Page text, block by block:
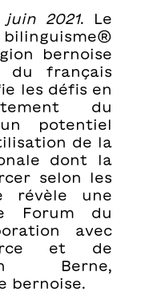
2021. Le
bernoise
du français
les défis en
du
potentiel
de la
dont la
selon les
révèle une
Forum du
avec
et de
Berne,
bernoise.